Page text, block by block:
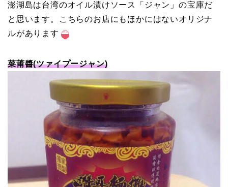
澎湖島は台湾のオイル漬けソース「ジャン」の宝庫だ
と思います。こちらのお店にもほかにはないオリジナ
ルがあります
菜莆醬(ツァイプージャン)